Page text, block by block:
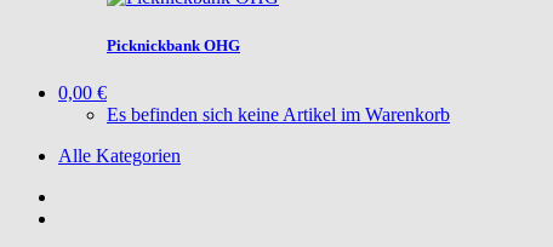
Picknickbank OHG
0,00 €
Es befinden sich keine Artikel im Warenkorb
Alle Kategorien